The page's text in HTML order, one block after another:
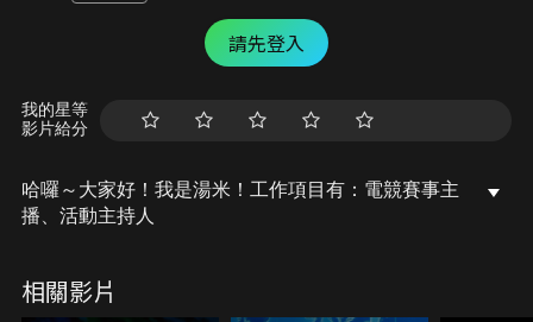
請先登入
我的星等
影片給分
哈囉～大家好！我是湯米！工作項目有：電競賽事主
播、活動主持人
相關影片